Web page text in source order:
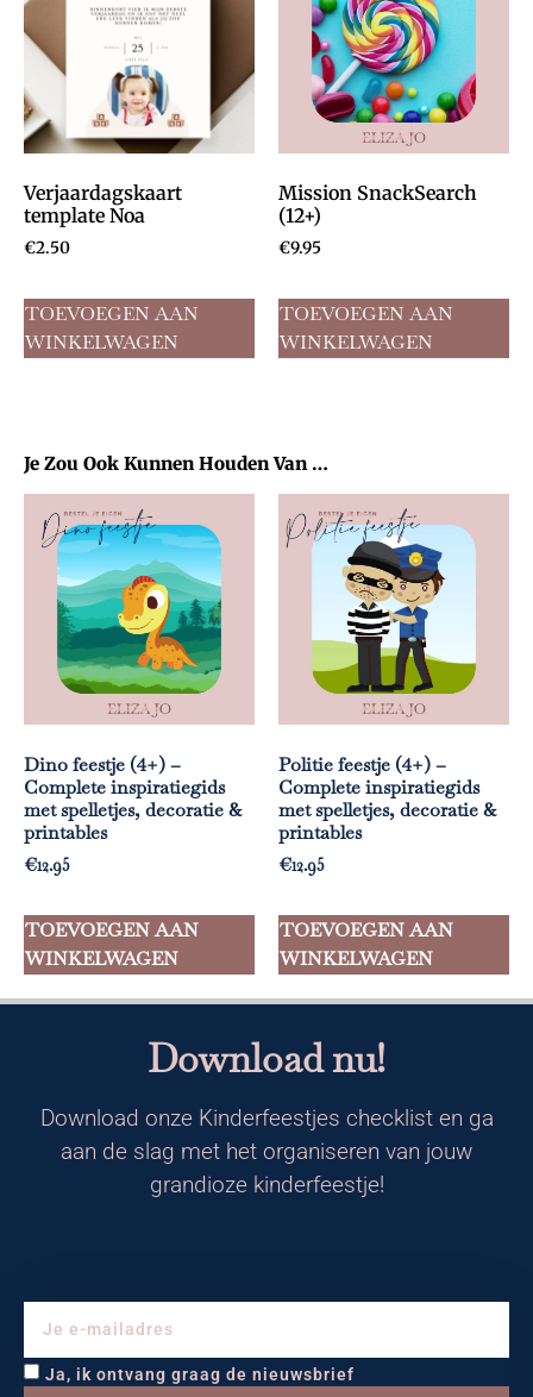
Verjaardagskaart
template Noa
€2.50
TOEVOEGEN AAN
WINKELWAGEN
Mission SnackSearch
(12+)
€9.95
TOEVOEGEN AAN
WINKELWAGEN
Je Zou Ook Kunnen Houden Van …
Dino feestje (4+) –
Complete inspiratiegids
met spelletjes, decoratie &
printables
€12.95
TOEVOEGEN AAN
WINKELWAGEN
Politie feestje (4+) –
Complete inspiratiegids
met spelletjes, decoratie &
printables
€12.95
TOEVOEGEN AAN
WINKELWAGEN
Download nu!
Download onze Kinderfeestjes checklist en ga
aan de slag met het organiseren van jouw
grandioze kinderfeestje!
Ja, ik ontvang graag de nieuwsbrief